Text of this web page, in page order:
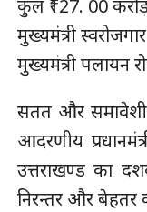
कुल ₹127. 00
मुख्यमंत्री
मुख्यमंत्री पलायन
सतत और समावेशी
आदरणीय
उत्तराखण्ड का
निरन्तर और बेहतर